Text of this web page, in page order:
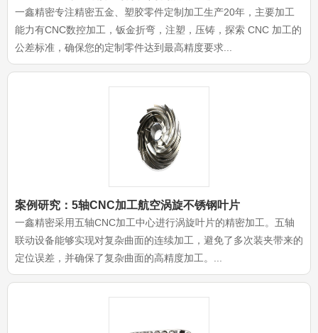
一鑫精密专注精密五金、塑胶零件定制加工生产20年，主要加工
能力有CNC数控加工，钣金折弯，注塑，压铸，探索 CNC 加工的
公差标准，确保您的定制零件达到最高精度要求...
案例研究：5轴CNC加工航空涡旋不锈钢叶片
一鑫精密采用五轴CNC加工中心进行涡旋叶片的精密加工。五轴
联动设备能够实现对复杂曲面的连续加工，避免了多次装夹带来的
定位误差，并确保了复杂曲面的高精度加工。...